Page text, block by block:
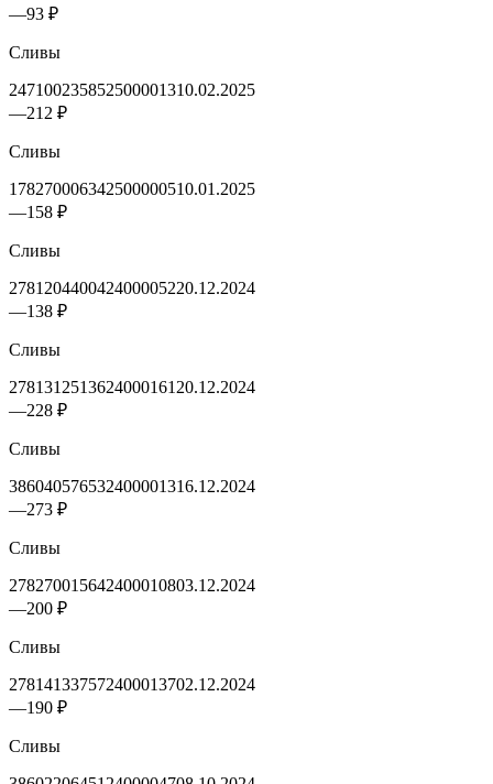
—93 ₽
Сливы
247100235852500001310.02.2025
—212 ₽
Сливы
178270006342500000510.01.2025
—158 ₽
Сливы
278120440042400005220.12.2024
—138 ₽
Сливы
2781312513624000161 20.12.2024
—228 ₽
Сливы
386040576532400001316.12.2024
—273 ₽
Сливы
278270015642400010803.12.2024
—200 ₽
Сливы
278141337572400013702.12.2024
—190 ₽
Сливы